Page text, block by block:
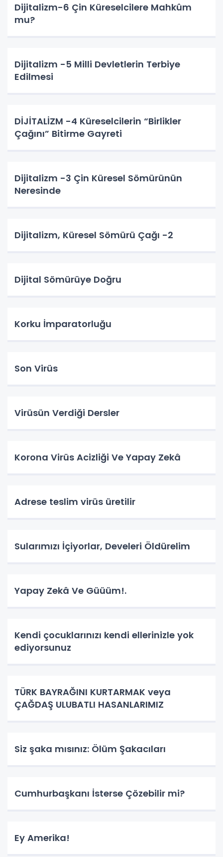
Dijitalizm-6 Çin Küreselcilere Mahkûm
mu?
Dijitalizm -5 Milli Devletlerin Terbiye
Edilmesi
DİJİTALİZM -4 Küreselcilerin “Birlikler
Çağını” Bitirme Gayreti
Dijitalizm -3 Çin Küresel Sömürünün
Neresinde
Dijitalizm, Küresel Sömürü Çağı -2
Dijital Sömürüye Doğru
Korku İmparatorluğu
Son Virüs
Virüsün Verdiği Dersler
Korona Virüs Acizliği Ve Yapay Zekâ
Adrese teslim virüs üretilir
Sularımızı İçiyorlar, Develeri Öldürelim
Yapay Zekâ Ve Güüüm!.
Kendi çocuklarınızı kendi ellerinizle yok
ediyorsunuz
TÜRK BAYRAĞINI KURTARMAK veya
ÇAĞDAŞ ULUBATLI HASANLARIMIZ
Siz şaka mısınız: Ölüm Şakacıları
Cumhurbaşkanı İsterse Çözebilir mi?
Ey Amerika!